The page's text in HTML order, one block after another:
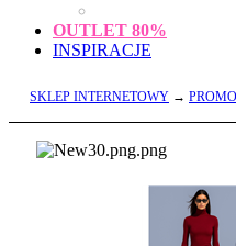
OUTLET 80%
INSPIRACJE
SKLEP INTERNETOWY →